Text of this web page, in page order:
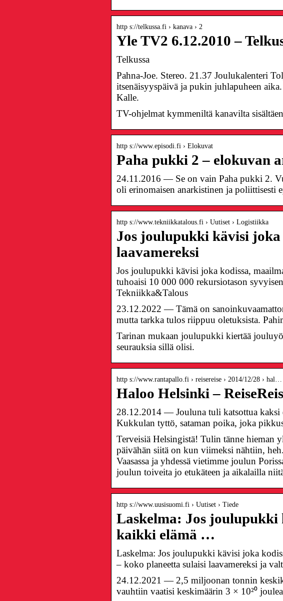
http s://telkussa.fi › kanava › 2
Yle TV2 6.12.2010 –
Telkussa
Pahna-Joe. Stereo. 21.37 Joulukalenteri
itsenäisyyspäivä ja pukin juhlapuheen
Kalle.
TV-ohjelmat kymmeniltä kanavilta
http s://www.episodi.fi › Elokuvat
Paha pukki 2 – elokuvan
24.11.2016 — Se on vain Paha pukki 2.
oli erinomaisen anarkistinen ja poliittisesti
http s://www.tekniikkatalous.fi › Uutiset › Logistiikka
Jos joulupukki kävisi joka
laavamereksi
Jos joulupukki kävisi joka kodissa,
tuhoaisi 10 000 000 rekursiotason
Tekniikka&Talous
23.12.2022 — Tämä on
mutta tarkka tulos riippuu oletuksista.
Tarinan mukaan joulupukki kiertää
seurauksia sillä olisi.
http s://www.rantapallo.fi › reisereise › 2014/12/28 › hal…
Haloo Helsinki –
28.12.2014 — Jouluna tuli katsottua kaksi
Kukkulan tyttö, sataman poika, joka
Terveisiä Helsingistä! Tulin tänne hieman
päivähän siitä on kun viimeksi nähtiin,
Vaasassa ja yhdessä vietimme joulun
joulun toiveita jo etukäteen ja aikalailla
http s://www.uusisuomi.fi › Uutiset › Tiede
Laskelma: Jos joulupukki
kaikki elämä …
Laskelma: Jos joulupukki kävisi joka
– koko planeetta sulaisi laavamereksi ja
24.12.2021 — 2,5 miljoonan tonnin
vauhtiin vaatisi keskimäärin 3 × 10²⁰